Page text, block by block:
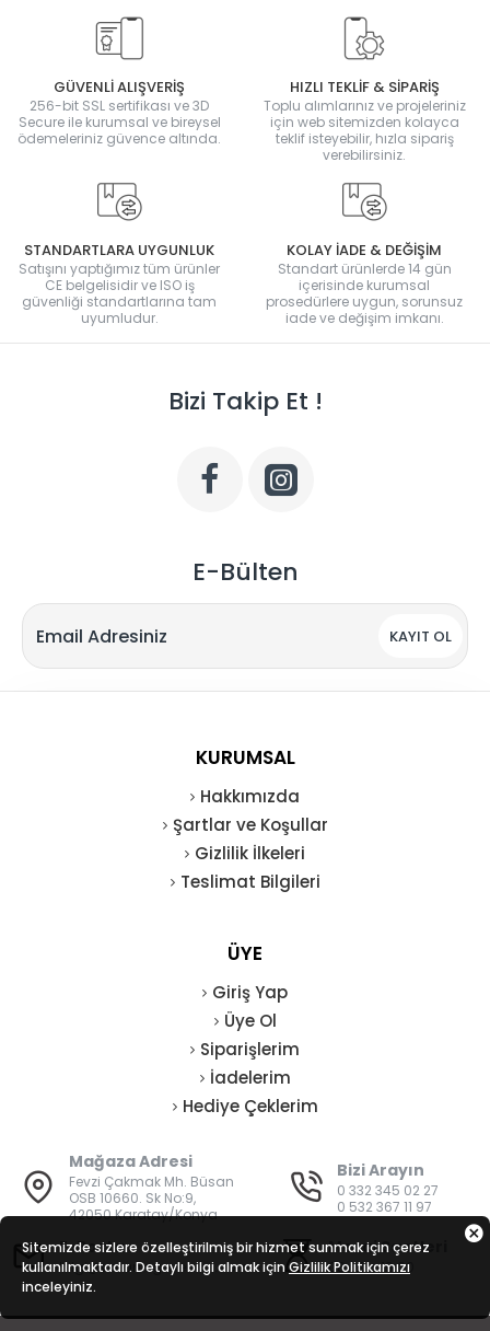
GÜVENLİ ALIŞVERİŞ
256-bit SSL sertifikası ve 3D
Secure ile kurumsal ve bireysel
ödemeleriniz güvence altında.
HIZLI TEKLİF & SİPARİŞ
Toplu alımlarınız ve projeleriniz
için web sitemizden kolayca
teklif isteyebilir, hızla sipariş
verebilirsiniz.
STANDARTLARA UYGUNLUK
Satışını yaptığımız tüm ürünler
CE belgelisidir ve ISO iş
güvenliği standartlarına tam
uyumludur.
KOLAY İADE & DEĞİŞİM
Standart ürünlerde 14 gün
içerisinde kurumsal
prosedürlere uygun, sorunsuz
iade ve değişim imkanı.
Bizi Takip Et !
E-Bülten
KAYIT OL
KURUMSAL
Hakkımızda
Şartlar ve Koşullar
Gizlilik İlkeleri
Teslimat Bilgileri
ÜYE
Giriş Yap
Üye Ol
Siparişlerim
İadelerim
Hediye Çeklerim
Mağaza Adresi
Fevzi Çakmak Mh. Büsan
OSB 10660. Sk No:9,
42050 Karatay/Konya
Bizi Arayın
0 332 345 02 27
0 532 367 11 97
E-Posta
bilgi@vatanisguvenligi.com
Mesai Saatleri
08:00 - 19:00
Sitemizde sizlere özelleştirilmiş bir hizmet sunmak için çerez
kullanılmaktadır. Detaylı bilgi almak için Gizlilik Politikamızı
inceleyiniz.